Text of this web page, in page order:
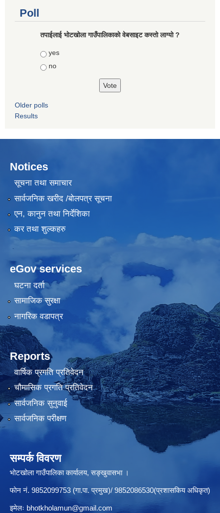
Poll
तपाईलाई भोटखोला गाउँपालिकाकाे वेबसाइट कस्तो लाग्यो ?
Choices
yes
no
Older polls
Results
Notices
सूचना तथा समाचार
सार्वजनिक खरीद /बोलपत्र सूचना
एन, कानुन तथा निर्देशिका
कर तथा शुल्कहरु
eGov services
घटना दर्ता
सामाजिक सुरक्षा
नागरिक वडापत्र
Reports
वार्षिक प्रगति प्रतिवेदन
चौमासिक प्रगति प्रतिवेदन
सार्वजनिक सुनुवाई
सार्वजनिक परीक्षण
सम्पर्क विवरण
भोटखोला गाउँपालिका कार्यालय, सङ्खुवासभा ।
फाेन नं. 9852099753 (गा.पा. प्रमुख)/ 9852086530(प्रशासकिय अधिकृत)
इमेलः bhotkholamun@gmail.com